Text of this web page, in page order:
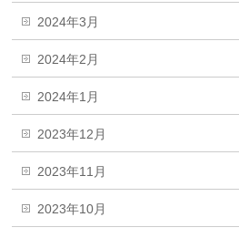
2024年3月
2024年2月
2024年1月
2023年12月
2023年11月
2023年10月